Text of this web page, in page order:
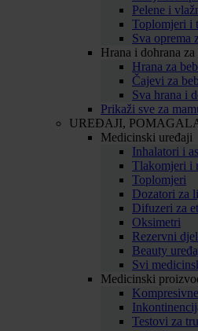
Pelene i
Toplomjeri i
Sva oprema
Hrana i dohrana za
Hrana za
Čajevi za
Sva hrana i
Prikaži sve za
UREĐAJI,
Medicinski uređaji
Inhalatori i
Tlakomjeri i
Toplomjeri
Dozatori za
Difuzeri za
Oksimetri
Rezervni
Beauty
Svi
Medicinski
Testovi za